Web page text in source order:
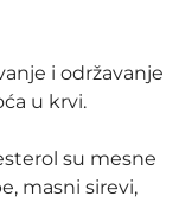
i održavanje
u krvi.
su mesne
masni sirevi,